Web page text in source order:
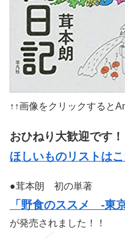
↑↑画像をクリックすると
おひねり大歓迎です！
ほしいものリストは
●茸本朗 初の単著
「野食のススメ -東
が発売されました！！